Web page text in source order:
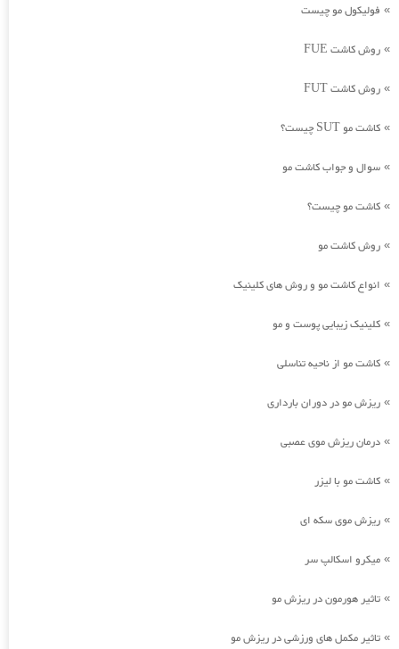
» فولیکول مو چیست
» روش کاشت FUE
» روش کاشت FUT
» کاشت مو SUT چیست؟
» سوال و جواب کاشت مو
» کاشت مو چیست؟
» روش کاشت مو
» انواع کاشت مو و روش های کلینیک
» کلینیک زیبایی پوست و مو
» کاشت مو از ناحیه تناسلی
» ریزش مو در دوران بارداری
» درمان ریزش موی عصبی
» کاشت مو با لیزر
» ریزش موی سکه ای
» میکرو اسکالپ سر
» تاثیر هورمون در ریزش مو
» تاثیر مکمل های ورزشی در ریزش مو